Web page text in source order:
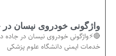
واژگونی خودروی نیسان در جاده
خدمات ایمنی دانشگاه علوم پزشکی